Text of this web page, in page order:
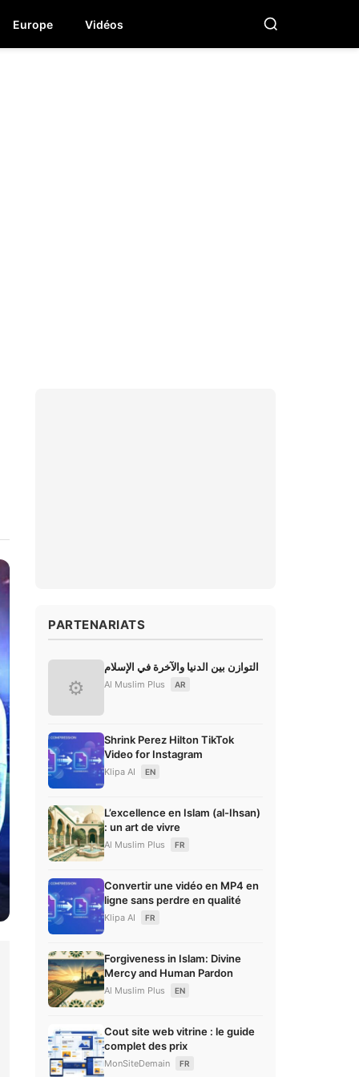
Europe Vidéos
PARTENARIATS
⚙
التوازن بين الدنيا والآخرة في الإسلام
Al Muslim Plus AR
Shrink Perez Hilton TikTok
Video for Instagram
Klipa AI EN
L’excellence en Islam (al-Ihsan)
: un art de vivre
Al Muslim Plus FR
Convertir une vidéo en MP4 en
ligne sans perdre en qualité
Klipa AI FR
Forgiveness in Islam: Divine
Mercy and Human Pardon
Al Muslim Plus EN
Cout site web vitrine : le guide
complet des prix
MonSiteDemain FR